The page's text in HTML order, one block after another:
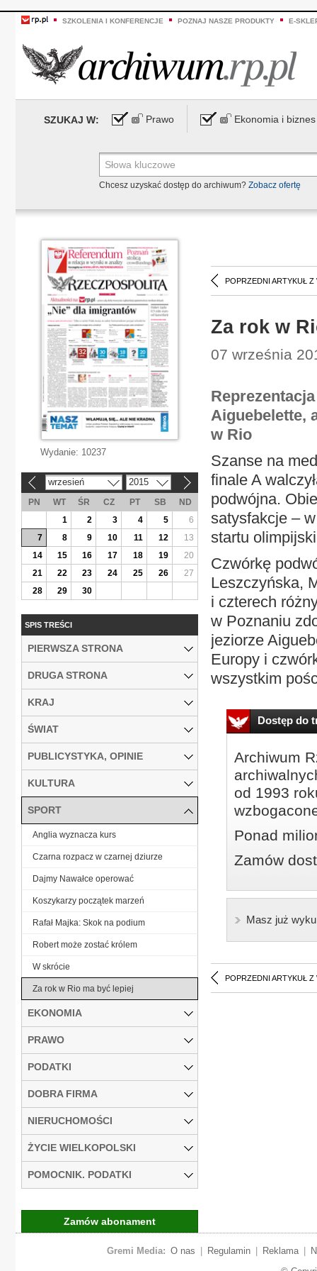
SZKOLENIA I KONFERENCJE POZNAJ NASZE PRODUKTY E-
SZUKAJ W: Prawo Ekonomia i biznes
Chcesz uzyskać dostęp do archiwum? Zobacz ofertę
POPRZEDNI ARTYKUŁ Z
Za rok w
07 września
Aiguebelette,
w Rio
Szanse na
finale A
podwójna.
satysfakcje –
startu
Czwórkę
Leszczyńska,
i czterech
w Poznaniu
jeziorze
Europy i
wszystkim
Dostęp do
Archiwum
od 1993
Ponad
Zamów
Masz już
POPRZEDNI ARTYKUŁ Z
Wydanie: 10237
wrzesień 2015
PN WT ŚR CZ PT SB
ND
1
2 3 4 5
6
7
8 9 10 11 12
13
14
15 16 17 18 19
20
21
22 23 24 25 26
27
28
29 30
SPIS TREŚCI
PIERWSZA STRONA
DRUGA STRONA
KRAJ
ŚWIAT
PUBLICYSTYKA, OPINIE
KULTURA
SPORT
Anglia wyznacza kurs
Czarna rozpacz w czarnej dziurze
Dajmy Nawałce operować
Koszykarzy początek marzeń
Rafał Majka: Skok na podium
Robert może zostać królem
W skrócie
Za rok w Rio ma być lepiej
EKONOMIA
PRAWO
PODATKI
DOBRA FIRMA
NIERUCHOMOŚCI
ŻYCIE WIELKOPOLSKI
POMOCNIK. PODATKI
Zamów abonament
Gremi Media: O nas Regulamin Reklama